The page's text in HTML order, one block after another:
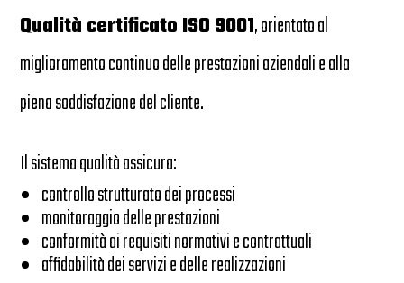
Qualità certificato ISO 9001, orientato al
miglioramento continuo delle prestazioni aziendali e alla
piena soddisfazione del cliente.
Il sistema qualità assicura:
controllo strutturato dei processi
monitoraggio delle prestazioni
conformità ai requisiti normativi e contrattuali
affidabilità dei servizi e delle realizzazioni